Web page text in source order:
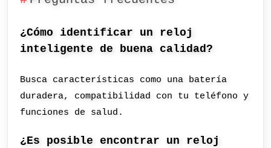
¿Cómo identificar un reloj
inteligente de buena calidad?
Busca características como una batería
duradera, compatibilidad con tu teléfono y
funciones de salud.
¿Es posible encontrar un reloj